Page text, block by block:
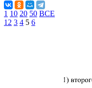
1 10 20 50 ВСЕ
1 2 3 4 5 6